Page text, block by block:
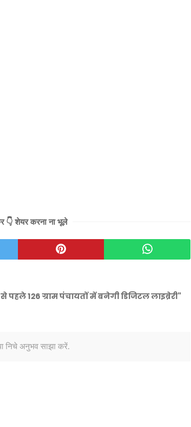
👇 शेयर करना ना भूले
पहले 126 ग्राम पंचायतों में बनेगी डिजिटल लाइब्रेरी"
निचे अनुभव साझा करें.